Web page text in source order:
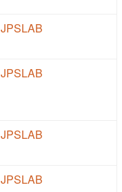
JPSLAB
JPSLAB
JPSLAB
JPSLAB